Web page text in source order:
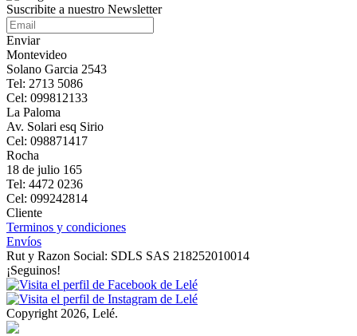
Suscribite a nuestro Newsletter
Enviar
Montevideo
Solano Garcia 2543
Tel: 2713 5086
Cel: 099812133
La Paloma
Av. Solari esq Sirio
Cel: 098871417
Rocha
18 de julio 165
Tel: 4472 0236
Cel: 099242814
Cliente
Terminos y condiciones
Envíos
Rut y Razon Social: SDLS SAS 218252010014
¡Seguinos!
Copyright 2026, Lelé.